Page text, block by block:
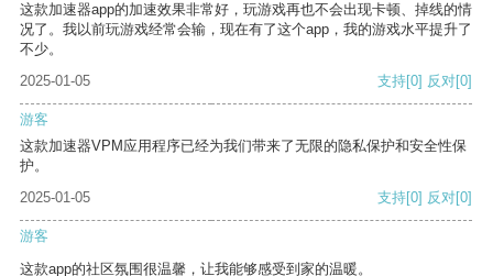
这款加速器app的加速效果非常好，玩游戏再也不会出现卡顿、掉线的情
况了。我以前玩游戏经常会输，现在有了这个app，我的游戏水平提升了
不少。
2025-01-05
支持[0] 反对[0]
游客
这款加速器VPM应用程序已经为我们带来了无限的隐私保护和安全性保
护。
2025-01-05
支持[0] 反对[0]
游客
这款app的社区氛围很温馨，让我能够感受到家的温暖。